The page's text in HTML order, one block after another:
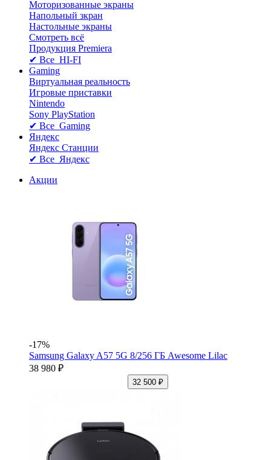
Моторизованные экраны
Напольный зкран
Настольные экраны
Смотреть всё
Продукция Premiera
✔ Все HI-FI
Gaming
Виртуальная реальность
Игровые приставки
Nintendo
Sony PlayStation
✔ Все Gaming
Яндекс
Яндекс Станции
✔ Все Яндекс
Акции
-17%
Samsung Galaxy A57 5G 8/256 ГБ Awesome Lilac
38 980 ₽
32 500 ₽